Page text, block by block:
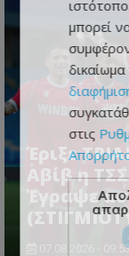
Έριξε
Αβίβ η
Έγραψε
07.08.2026 -
μπορεί
δικαίωμα
στις